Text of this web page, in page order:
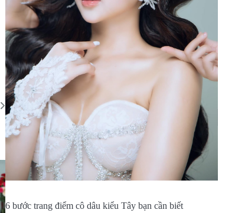
6 bước trang điểm cô dâu kiểu Tây bạn cần biết